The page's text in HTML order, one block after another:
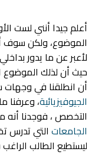
أعلم جيدا أنني لست
الموضوع، ولكن سوف
لأعبر عن ما يدور
حيث أن لذلك الموضوع
أن انطلقنا في
الجيوفيزيائية، وعرفنا
التخصص ، فوجدنا أنه
الجامعات التي تدرس
ليستطيع الطالب